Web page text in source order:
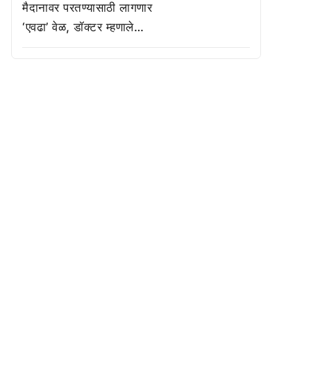
मैदानावर परतण्यासाठी लागणार
‘एवढा’ वेळ, डॉक्टर म्हणाले…